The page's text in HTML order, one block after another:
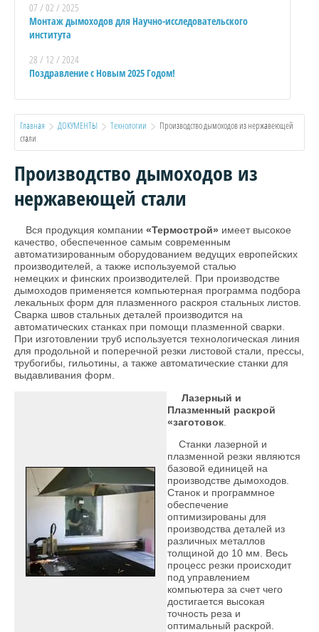
07 / 02 / 2025
Монтаж дымоходов для Научно-исследовательского
института
28 / 12 / 2024
Поздравление с Новым 2025 Годом!
Главная ДОКУМЕНТЫ Технологии
  Производство дымоходов из нержавеющей
стали
Производство дымоходов из
нержавеющей стали
Вся продукция компании «Термострой» имеет высокое
качество, обеспеченное самым современным
автоматизированным оборудованием ведущих европейских
производителей, а также используемой сталью
немецких и финских производителей. При производстве
дымоходов применяется компьютерная программа подбора
лекальных форм для плазменного раскроя стальных листов.
Сварка швов стальных деталей производится на
автоматических станках при помощи плазменной сварки.
При изготовлении труб используется технологическая линия
для продольной и поперечной резки листовой стали, прессы,
трубогибы, гильотины, а также автоматические станки для
выдавливания форм.
Лазерный и
Плазменный раскрой
«заготовок
Станки лазерной и
плазменной резки являются
базовой единицей на
производстве дымоходов.
Станок и программное
обеспечение
оптимизированы для
производства деталей из
различных металлов
толщиной до 10 мм. Весь
процесс резки происходит
под управлением
компьютера за счет чего
достигается высокая
точность реза и
оптимальный раскрой.